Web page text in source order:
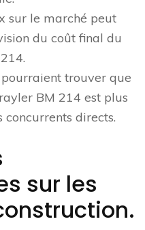
sur le marché peut
du coût final du
trouver que
BM 214 est plus
concurrents directs.
sur les